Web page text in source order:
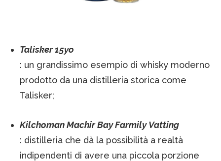
Talisker 15yo
: un grandissimo esempio di whisky moderno
prodotto da una distilleria storica come
Talisker;
Kilchoman Machir Bay Farmily Vatting
: distilleria che dà la possibilità a realtà
indipendenti di avere una piccola porzione